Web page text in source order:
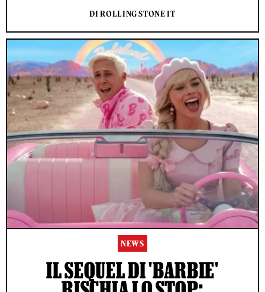
DI ROLLING STONE IT
NEWS
IL SEQUEL DI 'BARBIE'